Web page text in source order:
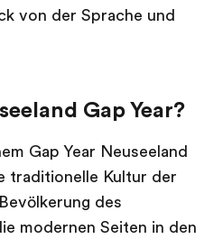
von der Sprache und
Gap Year?
Gap Year Neuseeland
traditionelle Kultur der
des
modernen Seiten in den